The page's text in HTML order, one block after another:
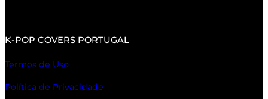
K-POP COVERS PORTUGAL
Termos de Uso
Política de Privacidade